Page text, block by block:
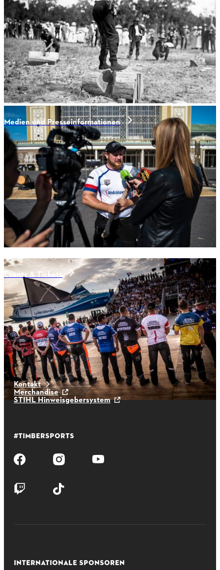
Medien und Presseinformationen
Events & Tickets
aktuelle News
Kontakt
Merchandise
STIHL Hinweisgebersystem
#TIMBERSPORTS
INTERNATIONALE SPONSOREN